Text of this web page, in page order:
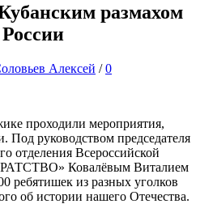
размахом
Алексей / 0
проходили мероприятия,
руководством председателя
отделения Всероссийской
Ковалёвым Виталием
ребятишек из разных уголков
об истории нашего Отечества.